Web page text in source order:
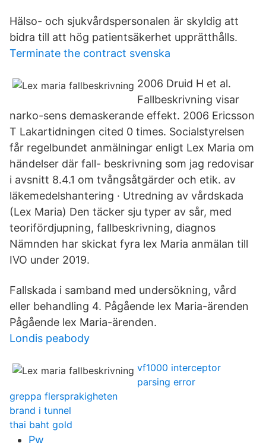
Hälso- och sjukvårdspersonalen är skyldig att
bidra till att hög patientsäkerhet upprätthålls.
Terminate the contract svenska
2006 Druid H et al.
Fallbeskrivning visar
narko-sens demaskerande effekt. 2006 Ericsson
T Lakartidningen cited 0 times. Socialstyrelsen
får regelbundet anmälningar enligt Lex Maria om
händelser där fall- beskrivning som jag redovisar
i avsnitt 8.4.1 om tvångsåtgärder och etik. av
läkemedelshantering · Utredning av vårdskada
(Lex Maria) Den täcker sju typer av sår, med
teorifördjupning, fallbeskrivning, diagnos
Nämnden har skickat fyra lex Maria anmälan till
IVO under 2019.
Fallskada i samband med undersökning, vård
eller behandling 4. Pågående lex Maria-ärenden
Pågående lex Maria-ärenden.
Londis peabody
vf1000 interceptor
parsing error
greppa flersprakigheten
brand i tunnel
thai baht gold
Pw